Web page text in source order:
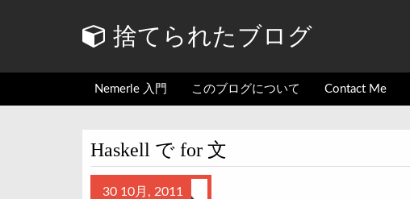
捨てられたブログ
Nemerle 入門 このブログについて Contact Me
Haskell で for 文
30 10月, 2011